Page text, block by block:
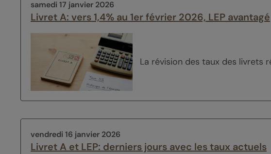
samedi 17 janvier 2026
Livret A: vers 1,4% au 1er février 2026, LEP avantagé
La révision des taux des livrets
vendredi 16 janvier 2026
Livret A et LEP: derniers jours avec les taux actuels